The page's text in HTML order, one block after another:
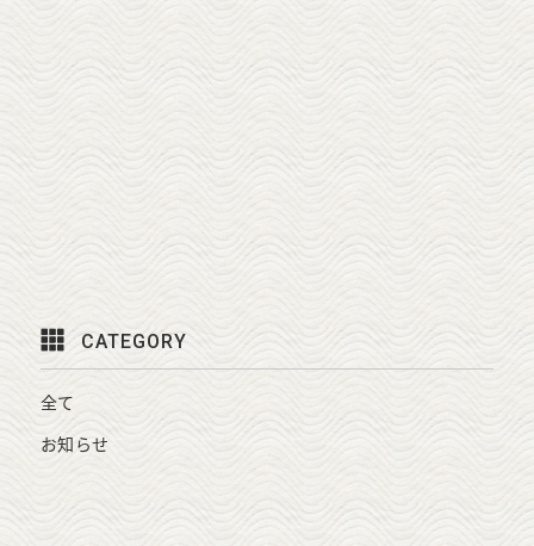
CATEGORY
全て
お知らせ